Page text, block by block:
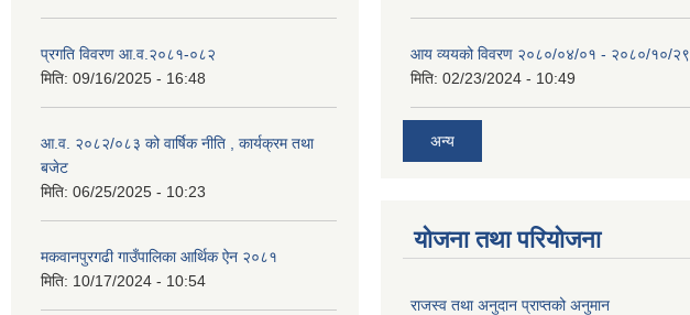
प्रगति विवरण आ.व.२०८१-०८२
मिति: 09/16/2025 - 16:48
आ.व. २०८२/०८३ को वार्षिक नीति , कार्यक्रम तथा
बजेट
मिति: 06/25/2025 - 10:23
मकवानपुरगढी गाउँपालिका आर्थिक ‌‌‌ऐन २०८१
मिति: 10/17/2024 - 10:54
आय व्ययको विवरण २०८०/०४/०१ - २०८०/१०/२९
मिति: 02/23/2024 - 10:49
अन्य
योजना तथा परियोजना
राजस्व तथा अनुदान प्राप्तको अनुमान